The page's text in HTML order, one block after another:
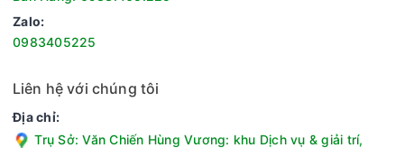
Zalo:
0983405225
Liên hệ với chúng tôi
Địa chỉ:
Trụ Sở: Văn Chiến Hùng Vương: khu Dịch vụ & giải trí,